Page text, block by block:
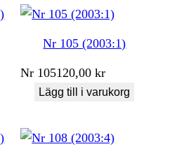
Nr 105 (2003:1)
Nr 105120,00kr
Lägg till i varukorg